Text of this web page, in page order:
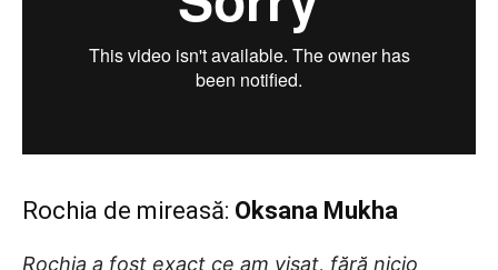
Rochia de mireasă: Oksana Mukha
Rochia a fost exact ce am visat, fără nicio